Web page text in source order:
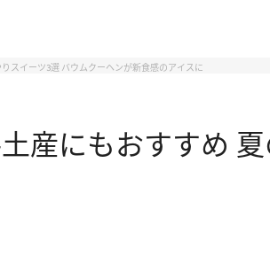
スイーツ3選 バウムクーヘンが新食感のアイスに
土産にもおすすめ